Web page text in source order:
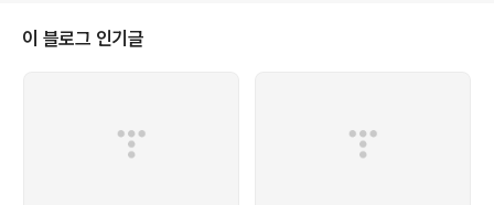
한 것이 사실이다. 이런 흐름을 재빠르게 간파해서 전문가
들(Experts)을 모아서 유료로 정보를 제공하는 서비스도
요금 및 다른 사람..
이 블로그 인기글